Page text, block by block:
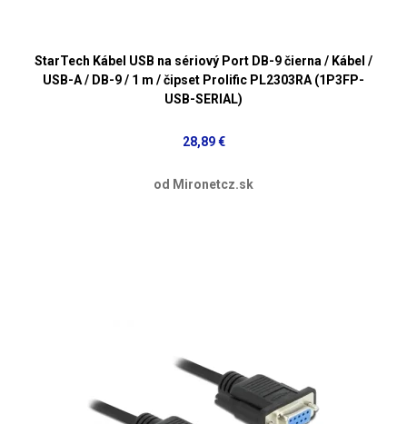
StarTech Kábel USB na sériový Port DB-9 čierna / Kábel /
USB-A / DB-9 / 1 m / čipset Prolific PL2303RA (1P3FP-
USB-SERIAL)
28,89 €
od Mironetcz.sk